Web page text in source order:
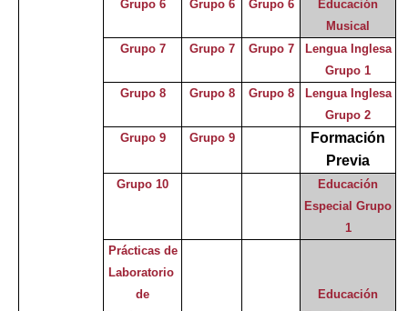
Grupo 6
Grupo 6 Grupo 6
Educación
Musical
Grupo 7
Grupo 7 Grupo 7
Lengua Inglesa
Grupo 1
Grupo 8
Grupo 8 Grupo 8
Lengua Inglesa
Grupo 2
Grupo 9
Grupo 9
Formación
Previa
Grupo 10
Educación
Especial Grupo
1
Prácticas de
Laboratorio
de
Educación